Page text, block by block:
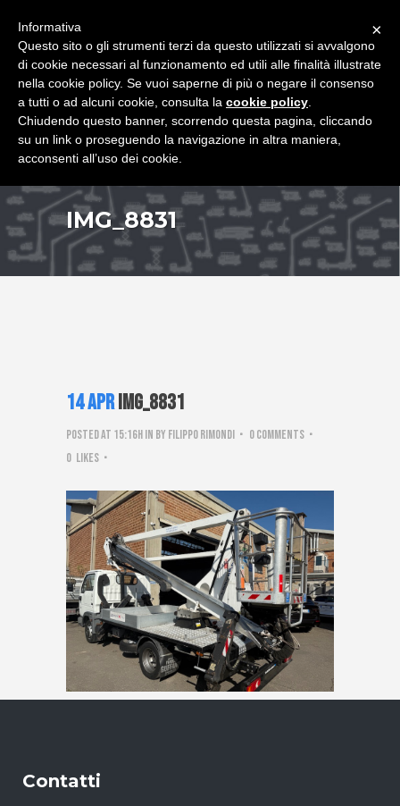
IMG_8831
14 AprIMG_8831
Posted at 15:16hin by Filippo Rimondi
0 Comments
0 Likes
Contatti
×
Informativa
Questo sito o gli strumenti terzi da questo utilizzati si avvalgono
di cookie necessari al funzionamento ed utili alle finalità illustrate
nella cookie policy. Se vuoi saperne di più o negare il consenso
a tutti o ad alcuni cookie, consulta la cookie policy
Chiudendo questo banner, scorrendo questa pagina, cliccando
su un link o proseguendo la navigazione in altra maniera,
acconsenti all’uso dei cookie.